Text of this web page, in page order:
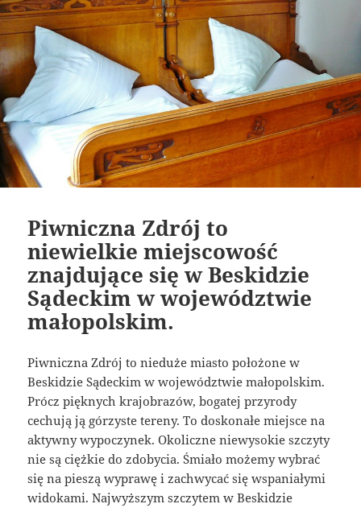
Piwniczna Zdrój to
niewielkie miejscowość
znajdujące się w Beskidzie
Sądeckim w województwie
małopolskim.
Piwniczna Zdrój to nieduże miasto położone w
Beskidzie Sądeckim w województwie małopolskim.
Prócz pięknych krajobrazów, bogatej przyrody
cechują ją górzyste tereny. To doskonałe miejsce na
aktywny wypoczynek. Okoliczne niewysokie szczyty
nie są ciężkie do zdobycia. Śmiało możemy wybrać
się na pieszą wyprawę i zachwycać się wspaniałymi
widokami. Najwyższym szczytem w Beskidzie